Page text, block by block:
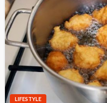
LIFESTYLE